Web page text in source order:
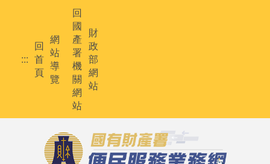
:::
回
首
頁
網
站
導
覽
回
國
產
署
機
關
網
站
財
政
部
網
站